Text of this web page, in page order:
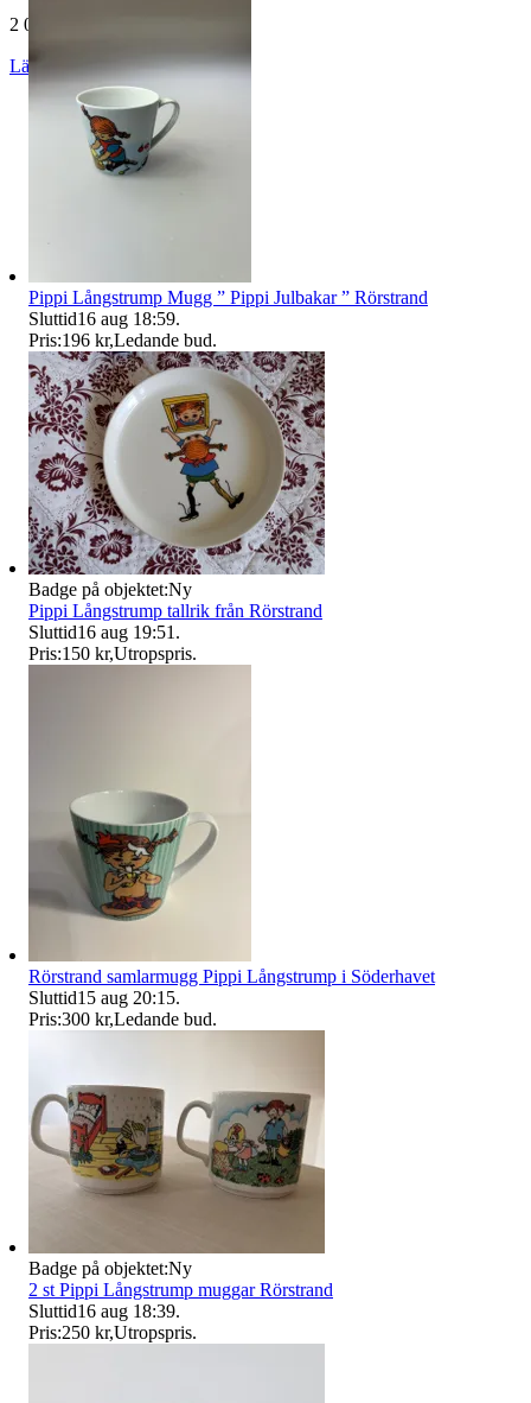
2 066 omdömen
Läs omdömen Följ
Pippi Långstrump Mugg ” Pippi Julbakar ” Rörstrand
Sluttid16 aug 18:59.
Pris:196 kr,Ledande bud.
Badge på objektet:Ny
Pippi Långstrump tallrik från Rörstrand
Sluttid16 aug 19:51 .
Pris:150 kr,Utropspris.
Rörstrand samlarmugg Pippi Långstrump i Söderhavet
Sluttid15 aug 20:15.
Pris:300 kr,Ledande bud.
Badge på objektet:Ny
2 st Pippi Långstrump muggar Rörstrand
Sluttid16 aug 18:39.
Pris:250 kr,Utropspris.